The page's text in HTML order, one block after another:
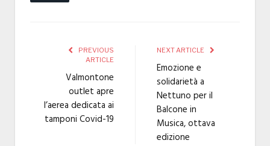
PREVIOUS
ARTICLE
Valmontone
outlet apre
l’aerea dedicata ai
tamponi Covid-19
NEXT ARTICLE
Emozione e
solidarietà a
Nettuno per il
Balcone in
Musica, ottava
edizione